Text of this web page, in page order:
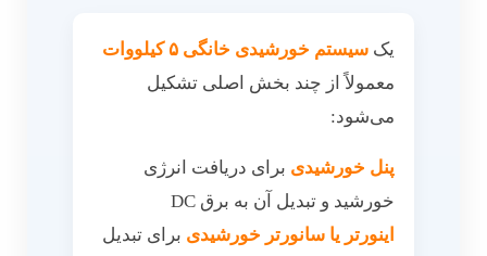
یک سیستم خورشیدی خانگی ۵ کیلووات
معمولاً از چند بخش اصلی تشکیل
می‌شود:
پنل خورشیدی برای دریافت انرژی
خورشید و تبدیل آن به برق DC
اینورتر یا سانورتر خورشیدی برای تبدیل